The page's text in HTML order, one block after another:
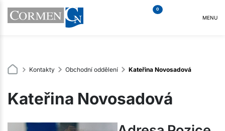
0
MENU
Kontakty Obchodní oddělení Kateřina Novosadová
Kateřina Novosadová